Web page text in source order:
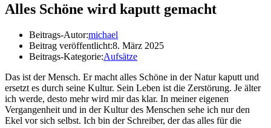
Alles Schöne wird kaputt gemacht
Beitrags-Autor:michael
Beitrag veröffentlicht:8. März 2025
Beitrags-Kategorie:Aufsätze
Das ist der Mensch. Er macht alles Schöne in der Natur kaputt und
ersetzt es durch seine Kultur. Sein Leben ist die Zerstörung. Je älter
ich werde, desto mehr wird mir das klar. In meiner eigenen
Vergangenheit und in der Kultur des Menschen sehe ich nur den
Ekel vor sich selbst. Ich bin der Schreiber, der das alles für die